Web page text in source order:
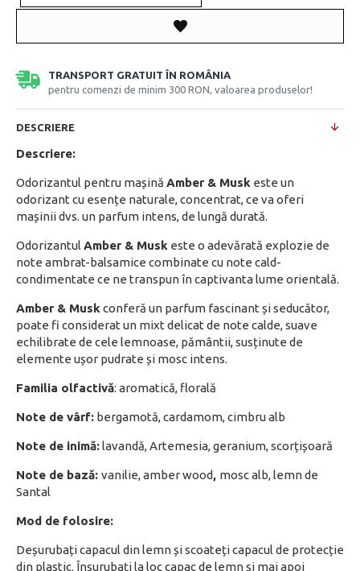
TRANSPORT GRATUIT ÎN ROMÂNIA
pentru comenzi de minim 300 RON, valoarea produselor!
DESCRIERE
Descriere:
Odorizantul pentru mașină Amber & Musk este un
odorizant cu esențe naturale, concentrat, ce va oferi
mașinii dvs. un parfum intens, de lungă durată.
Odorizantul Amber & Musk este o adevărată explozie de
note ambrat-balsamice combinate cu note cald-
condimentate ce ne transpun în captivanta lume orientală.
Amber & Musk conferă un parfum fascinant și seducător,
poate fi considerat un mixt delicat de note calde, suave
echilibrate de cele lemnoase, pământii, susținute de
elemente ușor pudrate și mosc intens.
Familia olfactivă: aromatică, florală
Note de vârf: bergamotă, cardamom, cimbru alb
Note de inimă:lavandă, Artemesia, geranium, scorțișoară
Note de bază: vanilie, amber wood, mosc alb, lemn de
Santal
Mod de folosire:
Deșurubați capacul din lemn și scoateți capacul de protecție
din plastic. Înșurubați la loc capac de lemn și mai apoi